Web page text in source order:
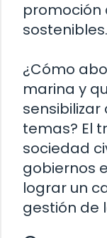
promoción
sostenibles.
¿Cómo
marina y
temas? El
sociedad
gobiernos
lograr un
gestión de